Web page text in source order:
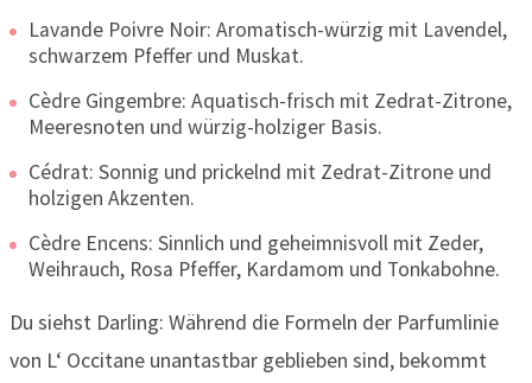
Lavande Poivre Noir: Aromatisch-würzig mit Lavendel,
schwarzem Pfeffer und Muskat.
Cèdre Gingembre: Aquatisch-frisch mit Zedrat-Zitrone,
Meeresnoten und würzig-holziger Basis.
Cédrat: Sonnig und prickelnd mit Zedrat-Zitrone und
holzigen Akzenten.
Cèdre Encens: Sinnlich und geheimnisvoll mit Zeder,
Weihrauch, Rosa Pfeffer, Kardamom und Tonkabohne.
Du siehst Darling: Während die Formeln der Parfumlinie
von L‘ Occitane unantastbar geblieben sind, bekommt